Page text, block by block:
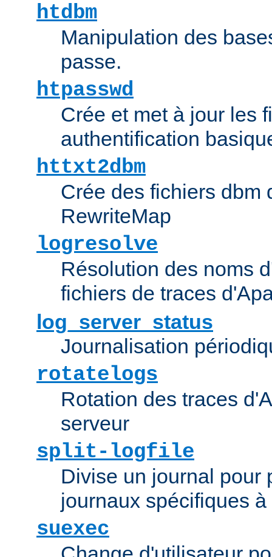
htdbm
Manipulation des
passe.
htpasswd
Crée et met à jour les
authentification
httxt2dbm
Crée des fichiers dbm
RewriteMap
logresolve
Résolution des noms
fichiers de traces
log_server_status
Journalisation
rotatelogs
Rotation des traces
serveur
split-logfile
Divise un journal pour
journaux spécifiques
suexec